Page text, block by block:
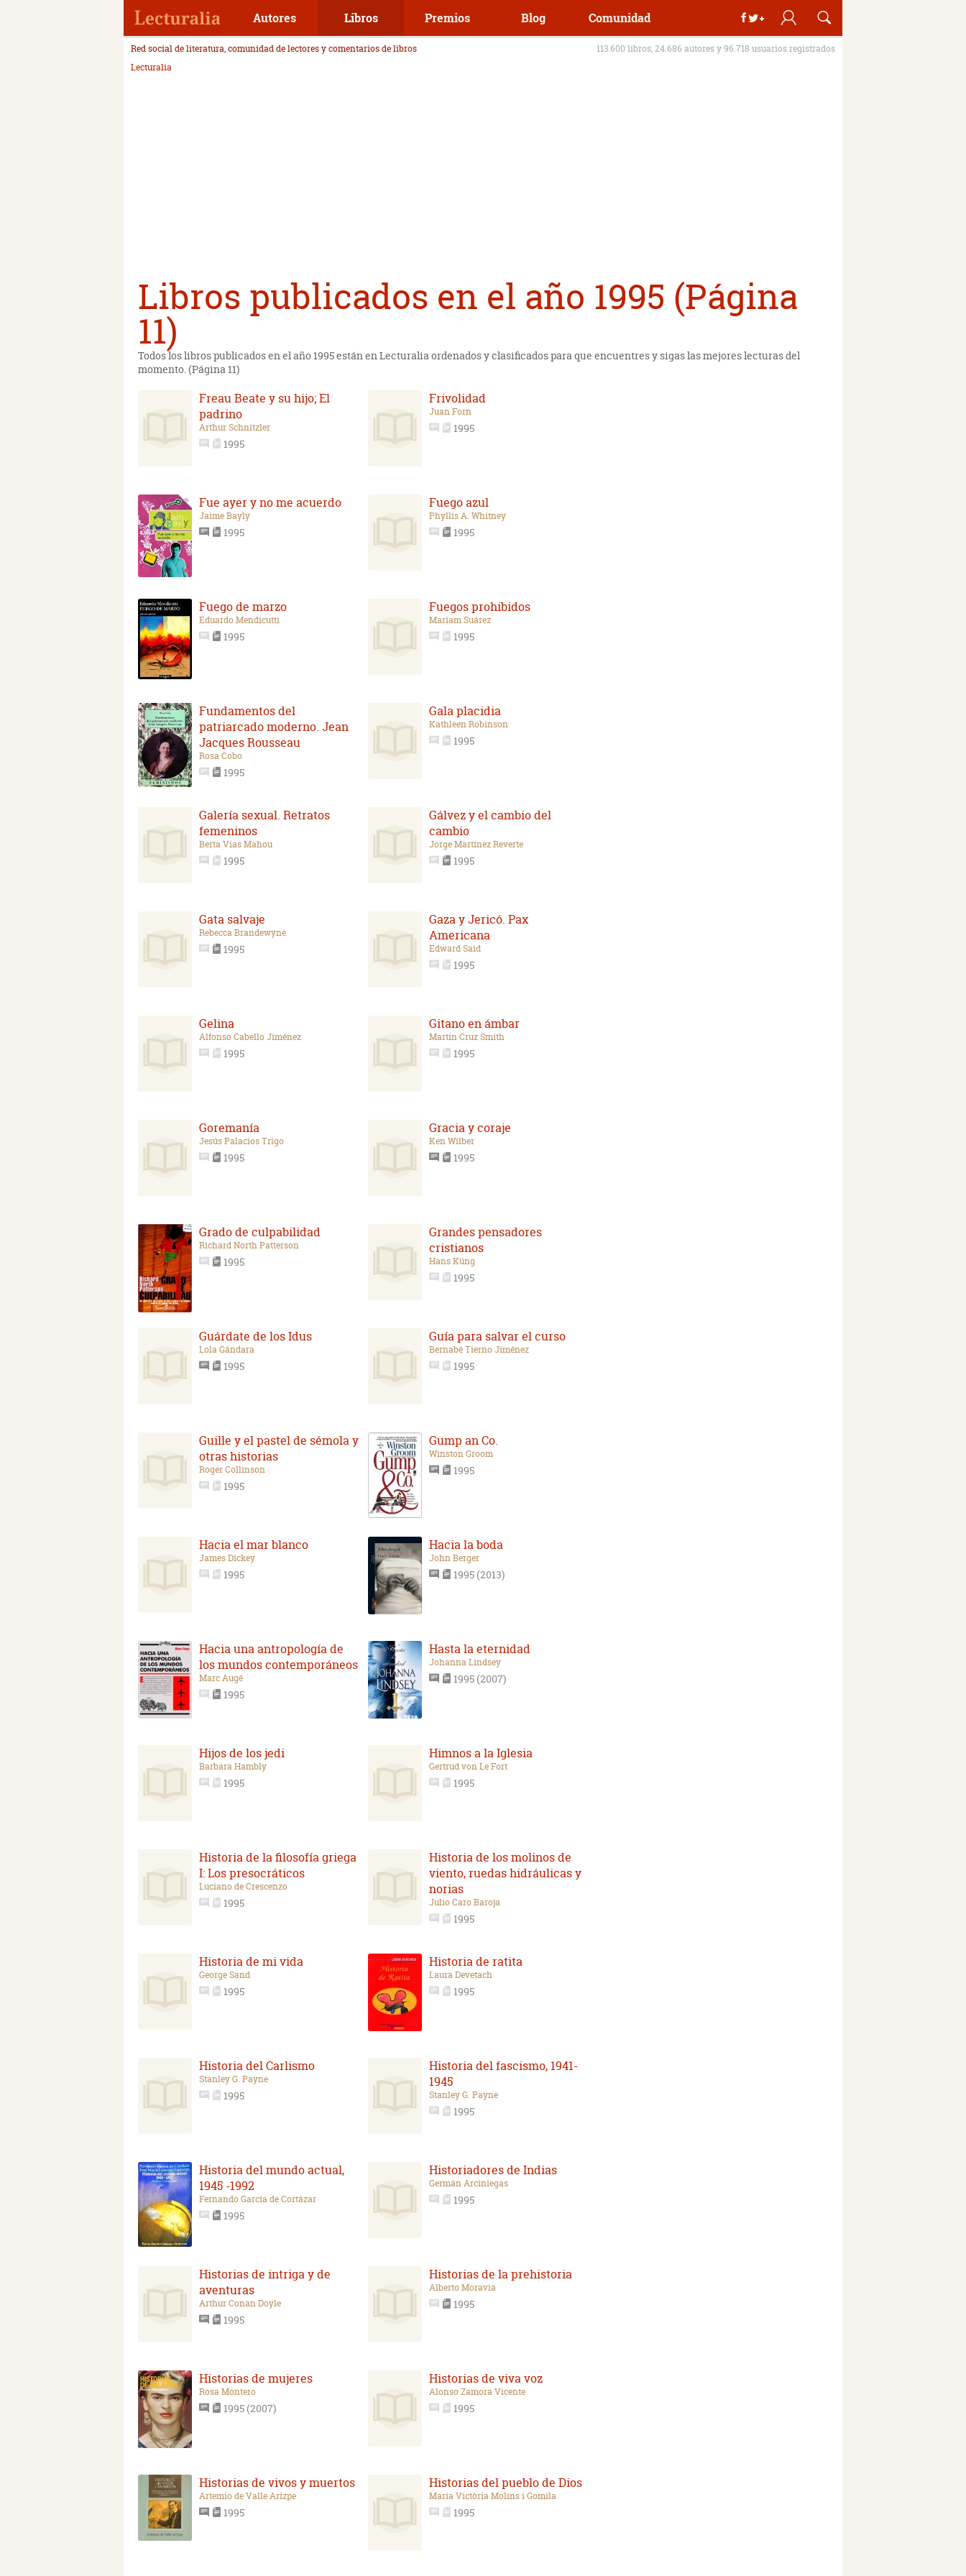
Autores Libros Premios Blog Comunidad
Red social de literatura, comunidad de lectores y comentarios de libros
113.600 libros, 24.686 autores y 96.718 usuarios registrados
Lecturalia
Libros publicados en el año 1995 (Página
11)
Todos los libros publicados en el año 1995 están en Lecturalia ordenados y clasificados para que encuentres y sigas las mejores lecturas del
momento. (Página 11)
Freau Beate y su hijo; El
padrino
Arthur Schnitzler
1995
Frivolidad
Juan Forn
1995
Fue ayer y no me acuerdo
Jaime Bayly
1995
Fuego azul
Phyllis A. Whitney
1995
Fuego de marzo
Eduardo Mendicutti
1995
Fuegos prohibidos
Mariam Suárez
1995
Fundamentos del
patriarcado moderno. Jean
Jacques Rousseau
Rosa Cobo
1995
Gala placidia
Kathleen Robinson
1995
Galería sexual. Retratos
femeninos
Berta Vias Mahou
1995
Gálvez y el cambio del
cambio
Jorge Martínez Reverte
1995
Gata salvaje
Rebecca Brandewyne
1995
Gaza y Jericó. Pax
Americana
Edward Said
1995
Gelina
Alfonso Cabello Jiménez
1995
Gitano en ámbar
Martin Cruz Smith
1995
Goremanía
Jesús Palacios Trigo
1995
Gracia y coraje
Ken Wilber
1995
Grado de culpabilidad
Richard North Patterson
1995
Grandes pensadores
cristianos
Hans Küng
1995
Guárdate de los Idus
Lola Gándara
1995
Guía para salvar el curso
Bernabé Tierno Jiménez
1995
Guille y el pastel de sémola y
otras historias
Roger Collinson
1995
Gump an Co.
Winston Groom
1995
Hacia el mar blanco
James Dickey
1995
Hacia la boda
John Berger
1995 (2013)
Hacia una antropología de
los mundos contemporáneos
Marc Augé
1995
Hasta la eternidad
Johanna Lindsey
1995 (2007)
Hijos de los jedi
Barbara Hambly
1995
Himnos a la Iglesia
Gertrud von Le Fort
1995
Historia de la filosofía griega
I: Los presocráticos
Luciano de Crescenzo
1995
Historia de los molinos de
viento, ruedas hidráulicas y
norias
Julio Caro Baroja
1995
Historia de mi vida
George Sand
1995
Historia de ratita
Laura Devetach
1995
Historia del Carlismo
Stanley G. Payne
1995
Historia del fascismo, 1941-
1945
Stanley G. Payne
1995
Historia del mundo actual,
1945 -1992
Fernando García de Cortázar
1995
Historiadores de Indias
Germán Arciniegas
1995
Historias de intriga y de
aventuras
Arthur Conan Doyle
1995
Historias de la prehistoria
Alberto Moravia
1995
Historias de mujeres
Rosa Montero
1995 (2007)
Historias de viva voz
Alonso Zamora Vicente
1995
Historias de vivos y muertos
Artemio de Valle Arizpe
1995
Historias del pueblo de Dios
Maria Victòria Molins i Gomila
1995